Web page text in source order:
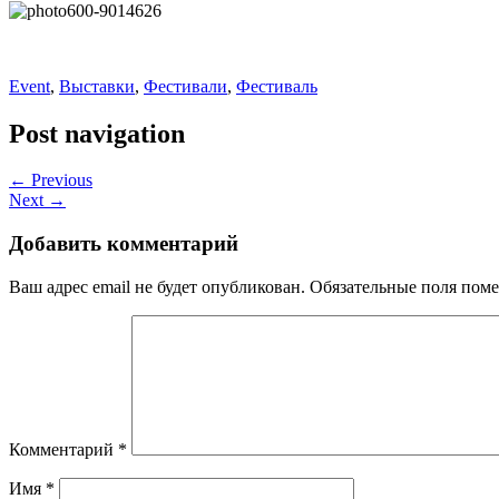
Event, Выставки, Фестивали, Фестиваль
Post navigation
← Previous
Next →
Добавить комментарий
Ваш адрес email не будет опубликован. Обязательные поля
Комментарий *
Имя *